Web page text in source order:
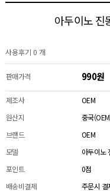
아두이노 진
사용후기 0 개
판매가격 990원
제조사
OEM
원산지
중국
브랜드
OEM
모델
아두이노
포인트
0점
배송비결제
주문시 결